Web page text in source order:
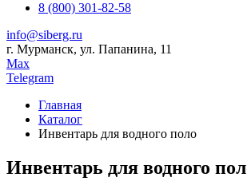
8 (800) 301-82-58
info@siberg.ru
г. Мурманск, ул. Папанина, 11
Max
Telegram
Главная
Каталог
Инвентарь для водного поло
Инвентарь для водного